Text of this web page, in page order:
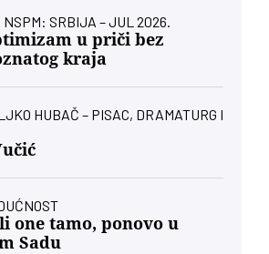
SRBIJA – JUL 2026.
u priči bez
kraja
HUBAČ – PISAC, DRAMATURG I
one tamo, ponovo u
Sadu